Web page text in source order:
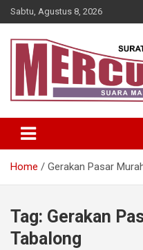
Skip
to
Sabtu, Agustus 8, 2026
Mercu Benua
Home Gerakan Pasar
Tag: Gerakan
Tabalong